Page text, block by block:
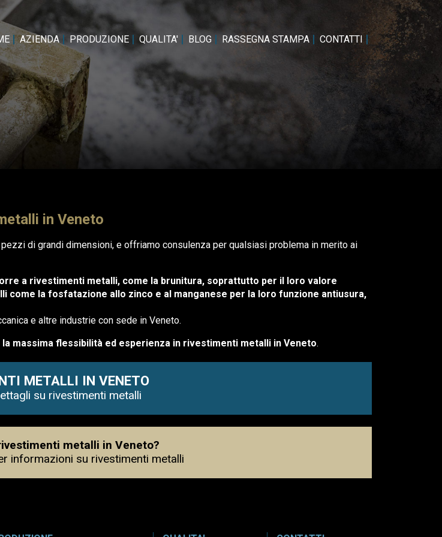
AZIENDA PRODUZIONE QUALITA' BLOG RASSEGNA STAMPA CONTATTI
in Veneto
pezzi di grandi dimensioni, e offriamo consulenza per qualsiasi problema in merito ai
a rivestimenti metalli, come la brunitura, soprattutto per il loro valore
come la fosfatazione allo zinco e al manganese per la loro funzione antiusura,
e altre industrie con sede in Veneto.
la massima flessibilità ed esperienza in rivestimenti metalli in Veneto.
METALLI IN VENETO
su rivestimenti metalli
metalli in Veneto?
informazioni su rivestimenti metalli